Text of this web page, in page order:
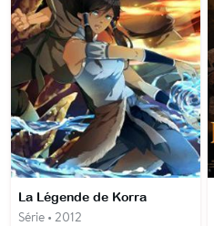
La Légende de Korra
Série • 2012